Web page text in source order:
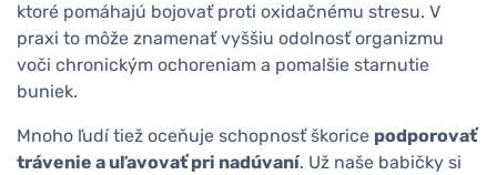
ktoré pomáhajú bojovať proti oxidačnému stresu. V
praxi to môže znamenať vyššiu odolnosť organizmu
voči chronickým ochoreniam a pomalšie starnutie
buniek.
Mnoho ľudí tiež oceňuje schopnosť škorice podporovať
trávenie a uľavovať pri nadúvaní. Už naše babičky si